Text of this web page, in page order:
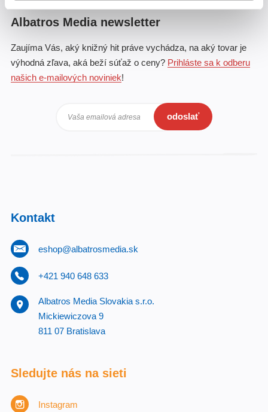
Albatros Media newsletter
Zaujíma Vás, aký knižný hit práve vychádza, na aký tovar je
výhodná zľava, aká beží súťaž o ceny? Prihláste sa k odberu
našich e-mailových noviniek!
Vaša emailová adresa odoslať
Kontakt
eshop@albatrosmedia.sk
+421 940 648 633
Albatros Media Slovakia s.r.o.
Mickiewiczova 9
811 07 Bratislava
Sledujte nás na sieti
Instagram